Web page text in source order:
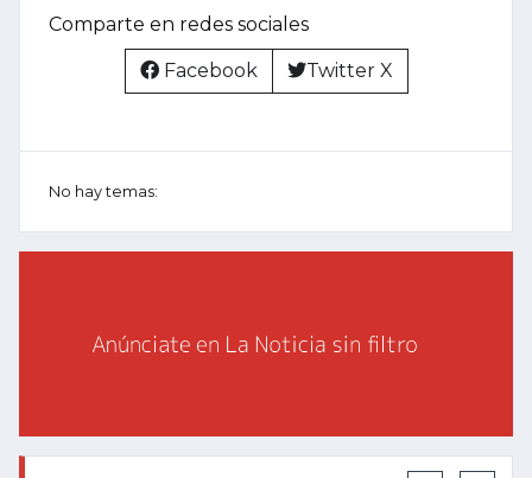
Comparte en redes sociales
Facebook Twitter X
No hay temas: